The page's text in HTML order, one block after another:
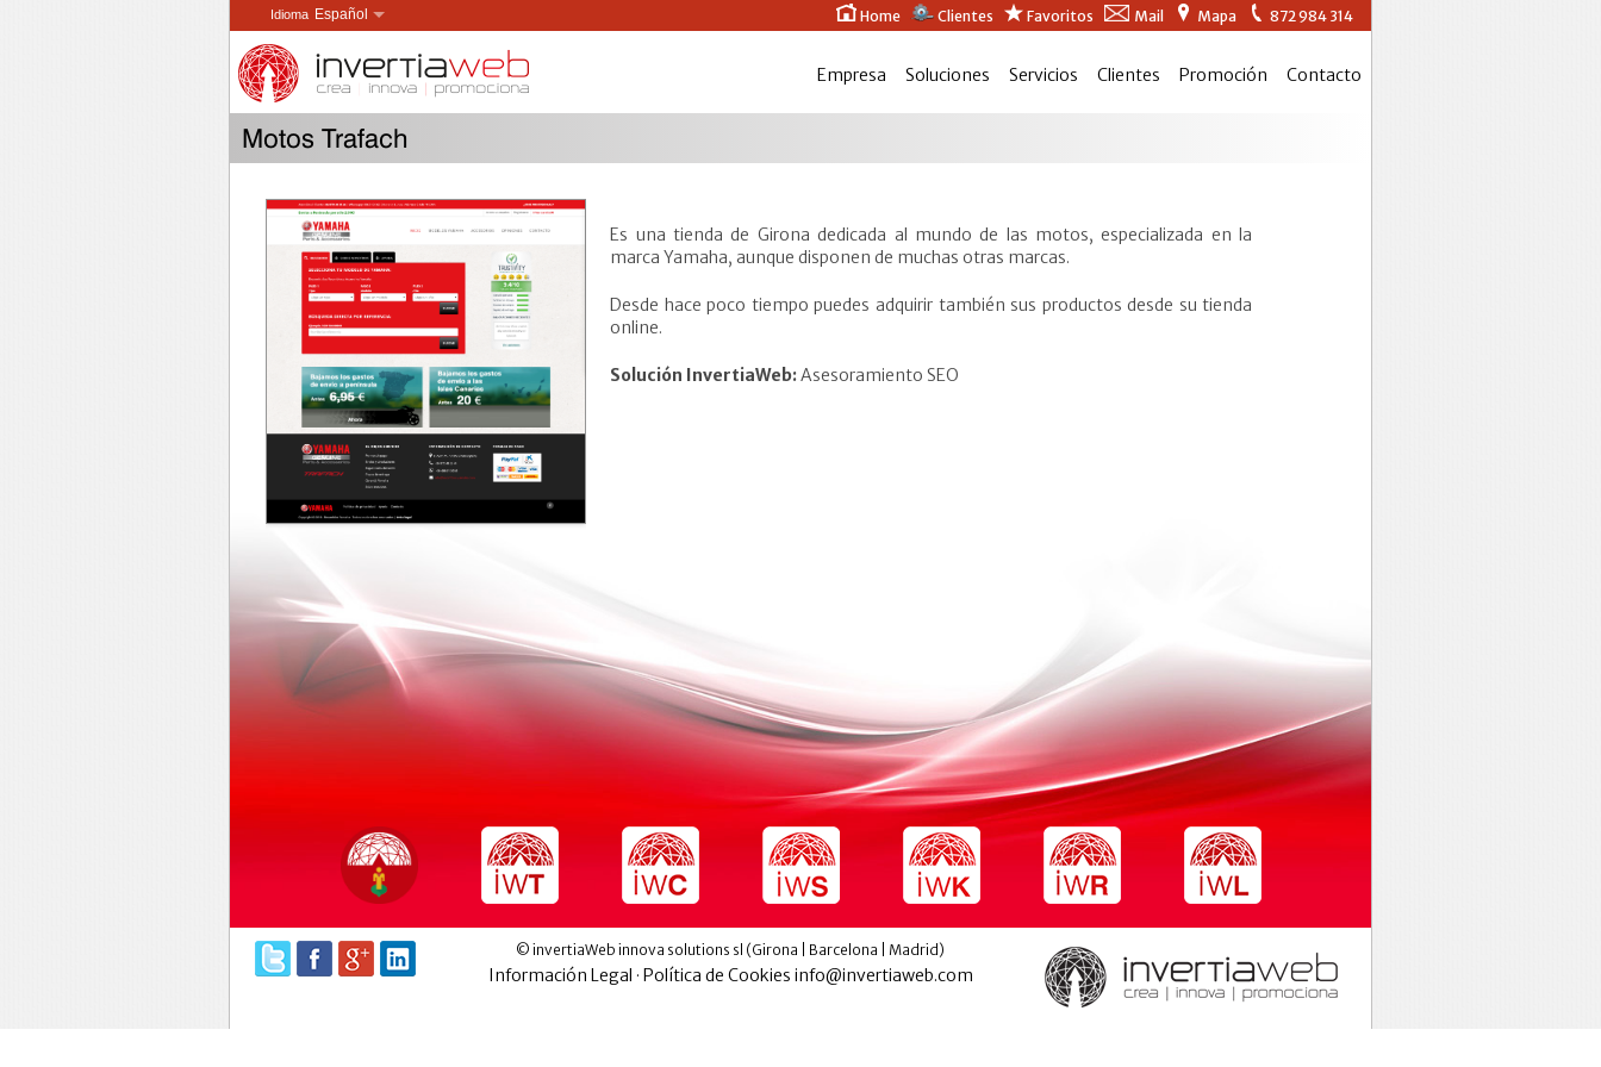
Idioma Español
Idioma
Language English
Langue
Home Clientes Favoritos Mail Mapa 872 984 314
Empresa Soluciones Servicios Clientes Promoción Contacto
Motos Trafach
Es una tienda de Girona dedicada al mundo de las motos, especializada en la
marca Yamaha, aunque disponen de muchas otras marcas.
Desde hace poco tiempo puedes adquirir también sus productos desde su tienda
online.
Solución InvertiaWeb:Asesoramiento SEO
© invertiaWeb innova solutions sl (Girona | Barcelona | Madrid)
Información Legal · Política de Cookies info@invertiaweb.com